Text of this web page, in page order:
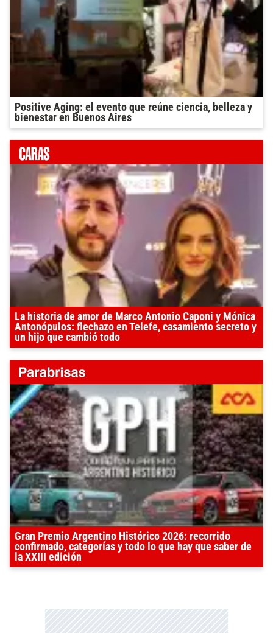
Positive Aging: el evento que reúne ciencia, belleza y
bienestar en Buenos Aires
La historia de amor de Marco Antonio Caponi y Mónica
Antonópulos: flechazo en Telefe, casamiento secreto y
un hijo que cambió todo
Gran Premio Argentino Histórico 2026: recorrido
confirmado, categorías y todo lo que hay que saber de
la XXIII edición